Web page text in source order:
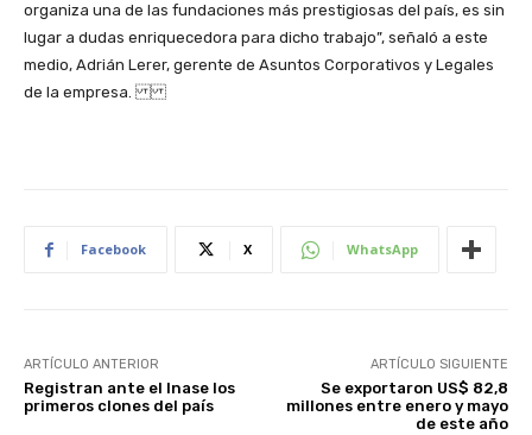
organiza una de las fundaciones más prestigiosas del país, es sin
lugar a dudas enriquecedora para dicho trabajo”, señaló a este
medio, Adrián Lerer, gerente de Asuntos Corporativos y Legales
de la empresa.
Facebook X WhatsApp
ARTÍCULO ANTERIOR
Registran ante el Inase los
primeros clones del país
ARTÍCULO SIGUIENTE
Se exportaron US$ 82,8
millones entre enero y mayo
de este año